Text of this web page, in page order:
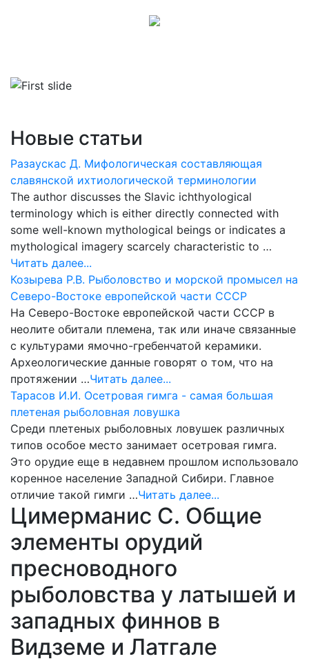
Новые статьи
Разаускас Д. Мифологическая составляющая
славянской ихтиологической терминологии
The author discusses the Slavic ichthyological
terminology which is either directly connected with
some well-known mythological beings or indicates a
mythological imagery scarcely characteristic to …
Читать далее...
Козырева Р.В. Рыболовство и морской промысел на
Северо-Востоке европейской части СССР
На Северо-Востоке европейской части СССР в
неолите обитали племена, так или иначе связанные
с культурами ямочно-гребенчатой керамики.
Археологические данные говорят о том, что на
протяжении …Читать далее...
Тарасов И.И. Осетровая гимга - самая большая
плетеная рыболовная ловушка
Среди плетеных рыболовных ловушек различных
типов особое место занимает осетровая гимга.
Это орудие еще в недавнем прошлом использовало
коренное население Западной Сибири. Главное
отличие такой гимги …Читать далее...
Цимерманис С. Общие
элементы орудий
пресноводного
рыболовства у латышей и
западных финнов в
Видземе и Латгале